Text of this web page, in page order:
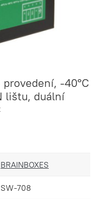
-40°C
lištu, duální
BRAINBOXES
SW-708